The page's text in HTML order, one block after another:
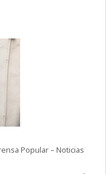
Popular – Noticias